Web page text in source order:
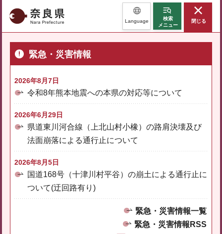
奈良県 Language
検索
メニュー
閉じる
緊急・災害情報
2026年8月7日
令和8年熊本地震への本県の対応等について
2026年6月29日
県道東川河合線（上北山村小橡）の路肩決壊及び
法面崩落による通行止について
2026年8月5日
国道168号（十津川村平谷）の崩土による通行止に
ついて(迂回路有り)
緊急・災害情報一覧
緊急・災害情報RSS